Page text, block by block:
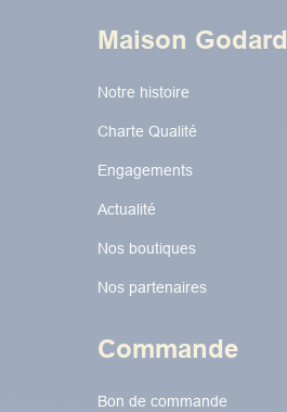
Maison Godard
Notre histoire
Charte Qualité
Engagements
Actualité
Nos boutiques
Nos partenaires
Commande
Bon de commande